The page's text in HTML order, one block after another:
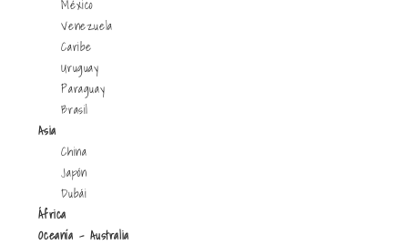
México
Venezuela
Caribe
Uruguay
Paraguay
Brasil
Asia
China
Japón
Dubái
África
Oceanía - Australia